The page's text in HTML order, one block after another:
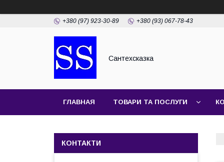
+380 (97) 923-30-89 +380 (93) 067-78-43
Сантехсказка
ГЛАВНАЯ ТОВАРИ ТА ПОСЛУГИ
КОНТАКТИ